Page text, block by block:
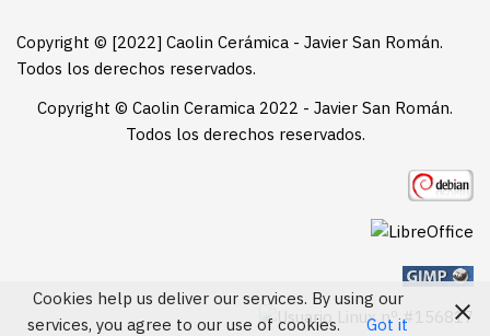
Copyright © [2022] Caolin Cerámica - Javier San Román.
Todos los derechos reservados.
Copyright © Caolin Ceramica 2022 - Javier San Román.
Todos los derechos reservados.
Cookies help us deliver our services. By using our
services, you agree to our use of cookies.
Got it